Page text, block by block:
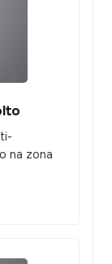
na zona